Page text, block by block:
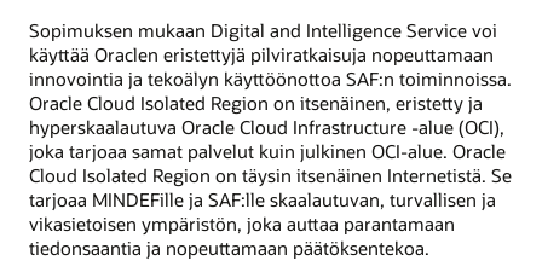
Sopimuksen mukaan Digital and Intelligence Service voi
käyttää Oraclen eristettyjä pilviratkaisuja nopeuttamaan
innovointia ja tekoälyn käyttöönottoa SAF:n toiminnoissa.
Oracle Cloud Isolated Region on itsenäinen, eristetty ja
hyperskaalautuva Oracle Cloud Infrastructure -alue (OCI),
joka tarjoaa samat palvelut kuin julkinen OCI-alue. Oracle
Cloud Isolated Region on täysin itsenäinen Internetistä. Se
tarjoaa MINDEFille ja SAF:lle skaalautuvan, turvallisen ja
vikasietoisen ympäristön, joka auttaa parantamaan
tiedonsaantia ja nopeuttamaan päätöksentekoa.